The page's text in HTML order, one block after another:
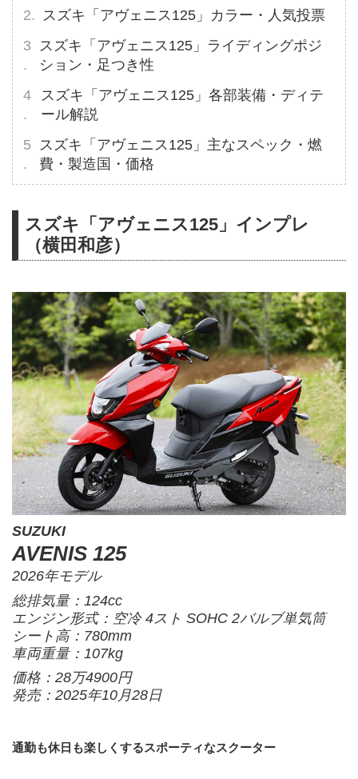
スズキ「アヴェニス125」カラー・人気投票
スズキ「アヴェニス125」ライディングポジ
ション・足つき性
スズキ「アヴェニス125」各部装備・ディテ
ール解説
スズキ「アヴェニス125」主なスペック・燃
費・製造国・価格
スズキ「アヴェニス125」インプレ
（横田和彦）
SUZUKI
AVENIS 125
2026年モデル
総排気量：124cc
エンジン形式：空冷 4スト SOHC 2バルブ単気筒
シート高：780mm
車両重量：107kg
価格：28万4900円
発売：2025年10月28日
通勤も休日も楽しくするスポーティなスクーター